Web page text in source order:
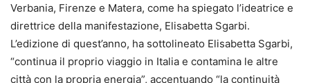
Verbania, Firenze e Matera, come ha spiegato l’ideatrice e
direttrice della manifestazione, Elisabetta Sgarbi.
L’edizione di quest’anno, ha sottolineato Elisabetta Sgarbi,
“continua il proprio viaggio in Italia e contamina le altre
città con la propria energia”, accentuando “la continuità